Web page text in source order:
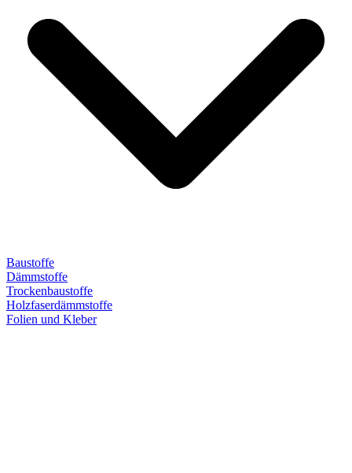
Baustoffe
Dämmstoffe
Trockenbaustoffe
Holzfaserdämmstoffe
Folien und Kleber